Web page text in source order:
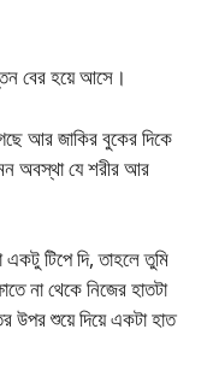
বের হয়ে আসে।
আর জাকির বুকের দিকে
অবস্থা যে শরীর আর
টিপে দি, তাহলে তুমি
না থেকে নিজের হাতটা
উপর শুয়ে দিয়ে একটা হাত